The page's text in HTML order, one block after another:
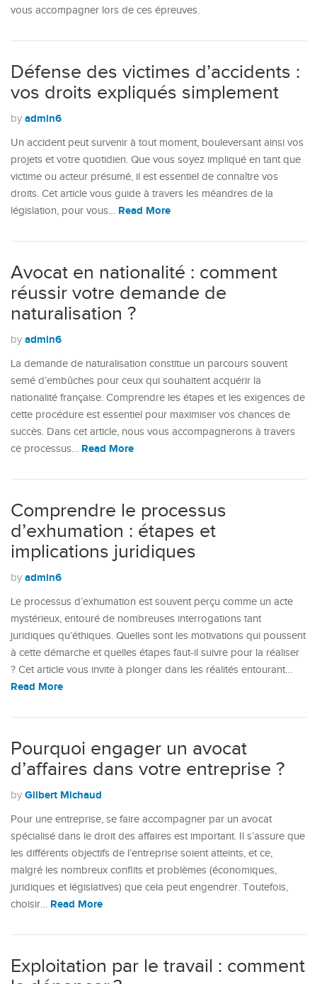
vous accompagner lors de ces épreuves.
Défense des victimes d’accidents :
vos droits expliqués simplement
by admin6
Un accident peut survenir à tout moment, bouleversant ainsi vos
projets et votre quotidien. Que vous soyez impliqué en tant que
victime ou acteur présumé, il est essentiel de connaître vos
droits. Cet article vous guide à travers les méandres de la
législation, pour vous… Read More
Avocat en nationalité : comment
réussir votre demande de
naturalisation ?
by admin6
La demande de naturalisation constitue un parcours souvent
semé d’embûches pour ceux qui souhaitent acquérir la
nationalité française. Comprendre les étapes et les exigences de
cette procédure est essentiel pour maximiser vos chances de
succès. Dans cet article, nous vous accompagnerons à travers
ce processus… Read More
Comprendre le processus
d’exhumation : étapes et
implications juridiques
by admin6
Le processus d’exhumation est souvent perçu comme un acte
mystérieux, entouré de nombreuses interrogations tant
juridiques qu’éthiques. Quelles sont les motivations qui poussent
à cette démarche et quelles étapes faut-il suivre pour la réaliser
? Cet article vous invite à plonger dans les réalités entourant…
Read More
Pourquoi engager un avocat
d’affaires dans votre entreprise ?
by Gilbert Michaud
Pour une entreprise, se faire accompagner par un avocat
spécialisé dans le droit des affaires est important. Il s’assure que
les différents objectifs de l’entreprise soient atteints, et ce,
malgré les nombreux conflits et problèmes (économiques,
juridiques et législatives) que cela peut engendrer. Toutefois,
choisir… Read More
Exploitation par le travail : comment